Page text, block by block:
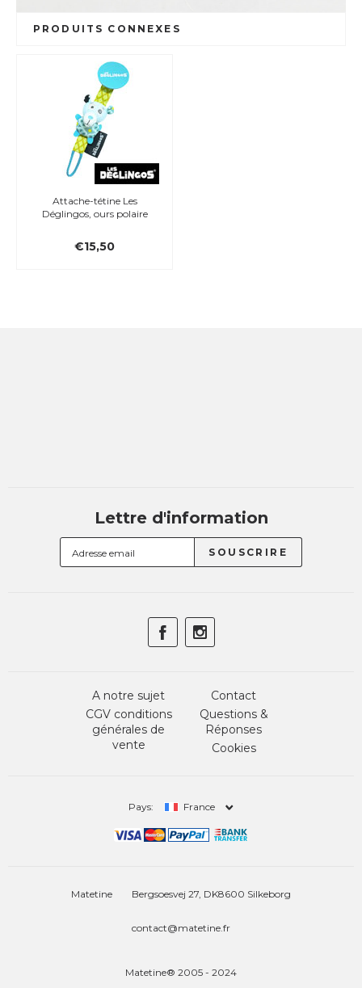
PRODUITS CONNEXES
Attache-tétine Les
Déglingos, ours polaire
€15,50
Lettre d'information
A notre sujet
CGV conditions
générales de
vente
Contact
Questions &
Réponses
Cookies
Pays: France
Matetine Bergsoesvej 27, DK8600 Silkeborg
contact@matetine.fr
Matetine® 2005 - 2024